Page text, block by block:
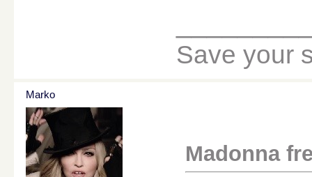
Save your
Marko
Madonna